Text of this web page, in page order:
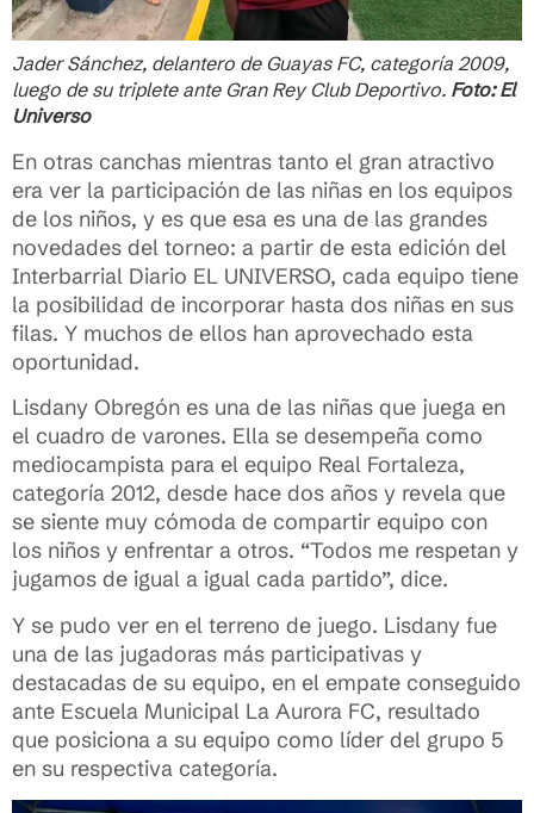
Jader Sánchez, delantero de Guayas FC, categoría 2009,
luego de su triplete ante Gran Rey Club Deportivo. Foto: El
Universo
En otras canchas mientras tanto el gran atractivo
era ver la participación de las niñas en los equipos
de los niños, y es que esa es una de las grandes
novedades del torneo: a partir de esta edición del
Interbarrial Diario EL UNIVERSO, cada equipo tiene
la posibilidad de incorporar hasta dos niñas en sus
filas. Y muchos de ellos han aprovechado esta
oportunidad.
Lisdany Obregón es una de las niñas que juega en
el cuadro de varones. Ella se desempeña como
mediocampista para el equipo Real Fortaleza,
categoría 2012, desde hace dos años y revela que
se siente muy cómoda de compartir equipo con
los niños y enfrentar a otros. “Todos me respetan y
jugamos de igual a igual cada partido”, dice.
Y se pudo ver en el terreno de juego. Lisdany fue
una de las jugadoras más participativas y
destacadas de su equipo, en el empate conseguido
ante Escuela Municipal La Aurora FC, resultado
que posiciona a su equipo como líder del grupo 5
en su respectiva categoría.